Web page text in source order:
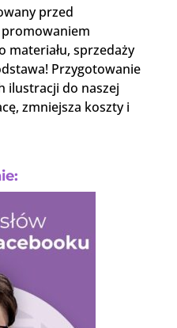
przed
materiału, sprzedaży
Przygotowanie
ilustracji do naszej
zmniejsza koszty i